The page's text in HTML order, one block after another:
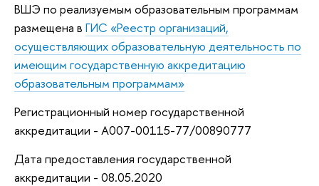
ВШЭ по реализуемым образовательным программам
размещена в ГИС «Реестр организаций,
осуществляющих образовательную деятельность по
имеющим государственную аккредитацию
образовательным программам»
Регистрационный номер государственной
аккредитации - А007-00115-77/00890777
Дата предоставления государственной
аккредитации - 08.05.2020